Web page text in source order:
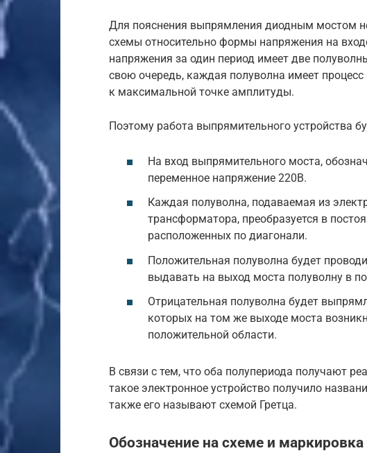
Для пояснения выпрямления диодным мостом
схемы относительно формы напряжения на
напряжения за один период имеет две
свою очередь, каждая полуволна имеет
к максимальной точке амплитуды.
Поэтому работа выпрямительного устройства
На вход выпрямительного моста,
переменное напряжение 220В.
Каждая полуволна, подаваемая из
трансформатора, преобразуется в
расположенных по диагонали.
Положительная полуволна будет
выдавать на выход моста полуволну в
Отрицательная полуволна будет
которых на том же выходе моста
положительной области.
В связи с тем, что оба полупериода получают
такое электронное устройство получило
также его называют схемой Гретца.
Обозначение на схеме и маркировка